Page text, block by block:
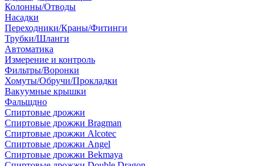
Колонны/Отводы
Насадки
Переходники/Краны/Фитинги
Трубки/Шланги
Автоматика
Измерение и контроль
Фильтры/Воронки
Хомуты/Обручи/Прокладки
Вакуумные крышки
Фальшдно
Спиртовые дрожжи
Спиртовые дрожжи Bragman
Спиртовые дрожжи Alcotec
Спиртовые дрожжи Angel
Спиртовые дрожжи Bekmaya